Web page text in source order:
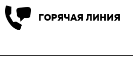
ГОРЯЧАЯ ЛИНИЯ